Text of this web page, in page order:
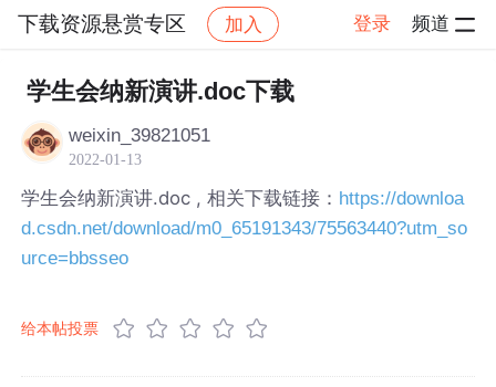
下载资源悬赏专区 加入 登录 频道
社区 下载资源悬赏专区 帖子详情
学生会纳新演讲.doc下载
weixin_39821051
2022-01-13
学生会纳新演讲.doc , 相关下载链接： https://downloa
d.csdn.net/download/m0_65191343/75563440?utm_so
urce=bbsseo
给本帖投票